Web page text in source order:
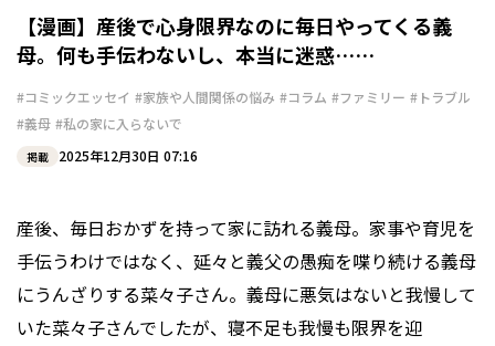
【漫画】産後で心身限界なのに毎日やってくる義
母。何も手伝わないし、本当に迷惑……
#コミックエッセイ #家族や人間関係の悩み #コラム #ファミリー #トラブル
#義母 #私の家に入らないで
掲載 2025年12月30日 07:16
産後、毎日おかずを持って家に訪れる義母。家事や育児を
手伝うわけではなく、延々と義父の愚痴を喋り続ける義母
にうんざりする菜々子さん。義母に悪気はないと我慢して
いた菜々子さんでしたが、寝不足も我慢も限界を迎